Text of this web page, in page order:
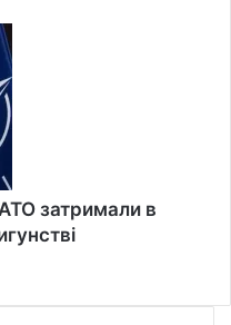
затримали в